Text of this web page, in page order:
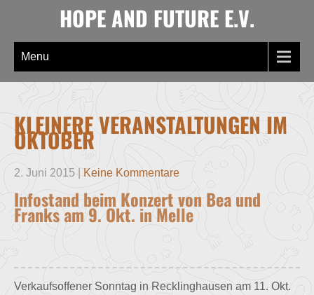
HOPE AND FUTURE E.V.
Menu
KLEINERE VERANSTALTUNGEN IM
OKTOBER
2. Juni 2015 Keine Kommentare
Infostand beim Konzert von Bea und
Franks am 9. Okt. in Melle
Verkaufsoffener Sonntag in Recklinghausen am 11. Okt.